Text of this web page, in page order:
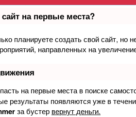
на первые места?
планируете создать свой сайт, но
направленных на
на первые места в поиске
результаты появляются уже в
за бустер вернут деньги.
P0189 Датчик
контакт
ошибка Check